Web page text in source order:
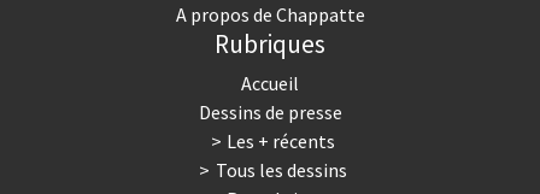
A propos de Chappatte
Rubriques
Accueil
Dessins de presse
Les + récents
Tous les dessins